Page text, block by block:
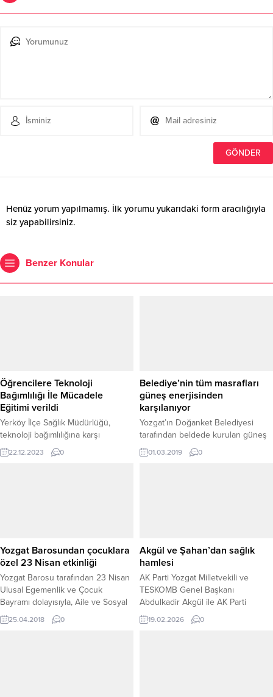
Henüz yorum yapılmamış. İlk yorumu yukarıdaki form aracılığıyla
siz yapabilirsiniz.
Benzer Konular
Öğrencilere Teknoloji
Bağımlılığı İle Mücadele
Eğitimi verildi
Yerköy İlçe Sağlık Müdürlüğü,
teknoloji bağımlılığına karşı
bilinçlendirme amacıyla İbn-i Sina
Mesleki ve Teknik Anadolu Lisesi
22.12.2023 0
Belediye’nin tüm masrafları
güneş enerjisinden
karşılanıyor
Yozgat’ın Doğanket Belediyesi
tarafından beldede kurulan güneş
enerjisi santrali ile belediyenin
bütün masrafları buradan sağlanan
01.03.2019 0
Yozgat Barosundan çocuklara
özel 23 Nisan etkinliği
Yozgat Barosu tarafından 23 Nisan
Ulusal Egemenlik ve Çocuk
Bayramı dolayısıyla, Aile ve Sosyal
Politikalar İl Müdürlüğü bünyesinde
bulunan çocuklara yönelik etkinlik
25.04.2018 0
Akgül ve Şahan’dan sağlık
hamlesi
AK Parti Yozgat Milletvekili ve
TESKOMB Genel Başkanı
Abdulkadir Akgül ile AK Parti
Yozgat Milletvekili Süleyman Şahan,
beraberindeki sağlık yöneticileri ve
19.02.2026 0